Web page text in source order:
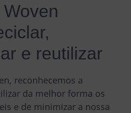
e reutilizar
reconhecemos a
da melhor forma os
e de minimizar a nossa